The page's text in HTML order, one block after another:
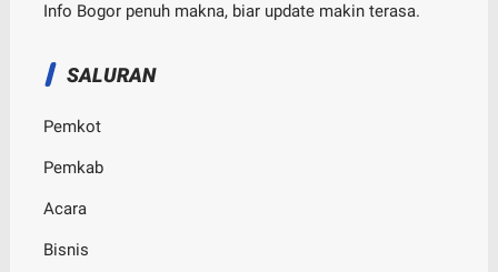
Info Bogor penuh makna, biar update makin terasa.
SALURAN
Pemkot
Pemkab
Acara
Bisnis